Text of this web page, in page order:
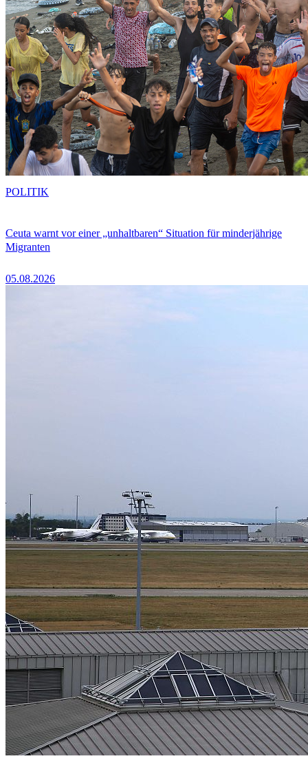
Ceuta warnt vor einer „unhaltbaren“ Situation für minderjährige
Migranten
05.08.2026
POLITIK